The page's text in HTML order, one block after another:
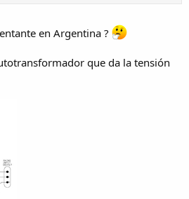
en Argentina ?
que da la tensión